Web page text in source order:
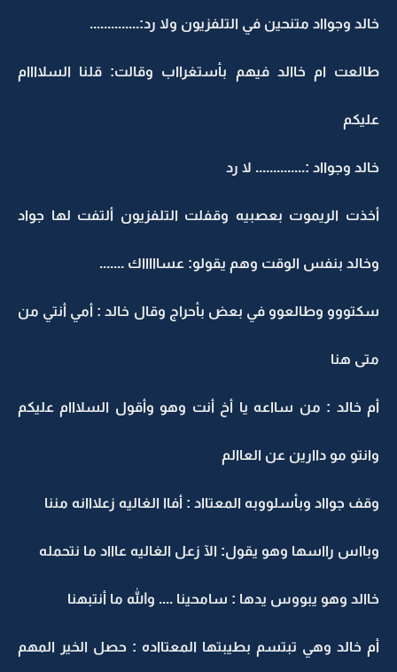
خالد وجوااد متنحين في التلفزيون ولا رد:..............
طالعت ام خاالد فيهم بأستغرااب وقالت: قلنا السلاااام
عليكم
خالد وجوااد :.............. لا رد
أخذت الريموت بعصبيه وقفلت التلفزيون ألتفت لها جواد
وخالد بنفس الوقت وهم يقولو: عساااااك .......
سكتووو وطالعوو في بعض بأحراج وقال خالد : أمي أنتي من
متى هنا
أم خالد : من سااعه يا أخ أنت وهو وأقول السلااام عليكم
وانتو مو داارين عن العاالم
وقف جوااد وبأسلووبه المعتااد : أفاا الغاليه زعلااانه مننا
وبااس رااسها وهو يقول: الآ زعل الغاليه عاااد ما نتحمله
خاالد وهو يبووس يدها : سامحينا .... والله ما أنتبهنا
أم خالد وهي تبتسم بطيبتها المعتااده : حصل الخير المهم